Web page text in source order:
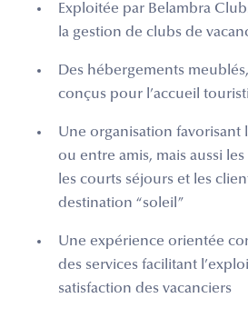
Exploitée par Belambra
la gestion de clubs de
Des hébergements
conçus pour l’accueil
Une organisation favorisant
ou entre amis, mais aussi
les courts séjours et les
destination “soleil”
Une expérience orientée
des services facilitant
satisfaction des vacanciers